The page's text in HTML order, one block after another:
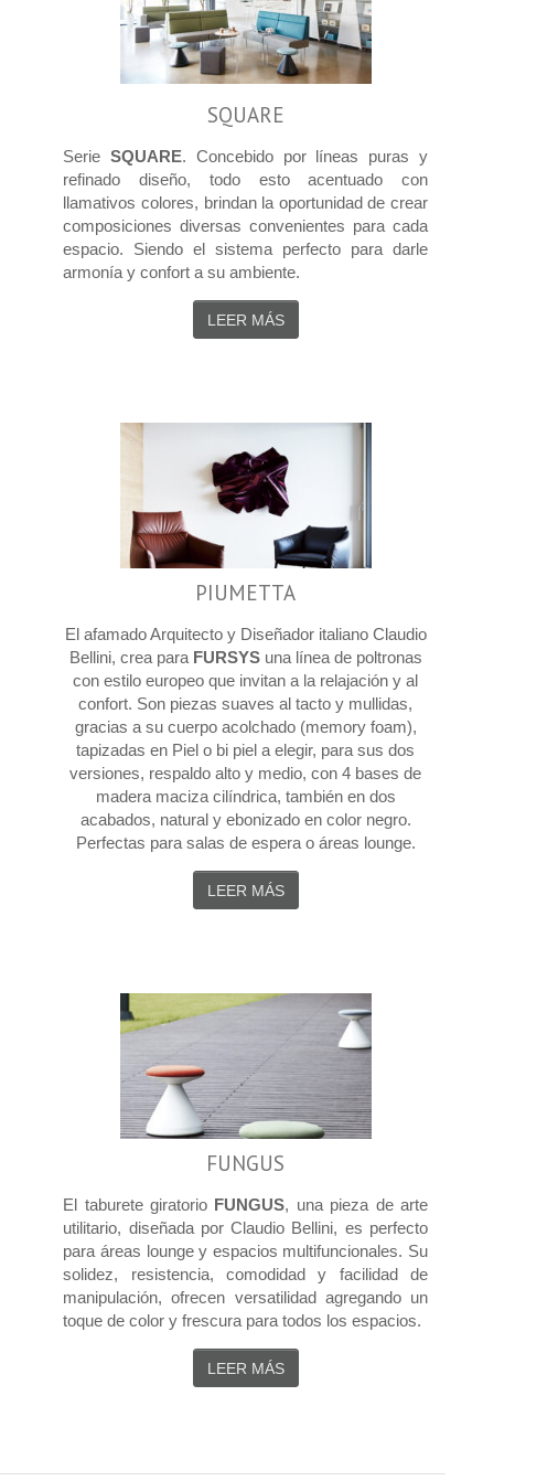
SQUARE
SerieSQUARE. Concebido por líneas puras y
refinado diseño, todo esto acentuado con
llamativos colores, brindan la oportunidad de crear
composiciones diversas convenientes para cada
espacio. Siendo el sistema perfecto para darle
armonía y confort a su ambiente.
LEER MÁS
PIUMETTA
El afamado Arquitecto y Diseñador italiano Claudio
Bellini, crea para FURSYSuna línea de poltronas
con estilo europeo que invitan a la relajación y al
confort. Son piezas suaves al tacto y mullidas,
gracias a su cuerpo acolchado (memory foam),
tapizadas en Piel o bi piel a elegir, para sus dos
versiones, respaldo alto y medio, con 4 bases de
madera maciza cilíndrica, también en dos
acabados, natural y ebonizado en color negro.
Perfectas para salas de espera o áreas lounge.
LEER MÁS
FUNGUS
El taburete giratorio FUNGUS, una pieza de arte
utilitario, diseñada por Claudio Bellini, es perfecto
para áreas lounge y espacios multifuncionales. Su
solidez, resistencia, comodidad y facilidad de
manipulación, ofrecen versatilidad agregando un
toque de color y frescura para todos los espacios.
LEER MÁS